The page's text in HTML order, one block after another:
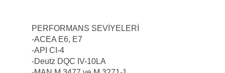
PERFORMANS SEVİYELERİ
-ACEA E6, E7
-API CI-4
-Deutz DQC IV-10LA